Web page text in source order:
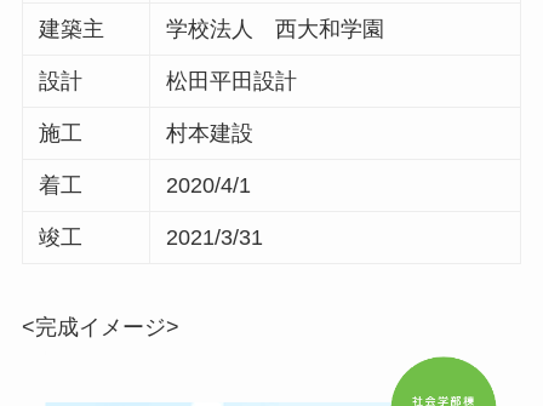
建築主 学校法人 西大和学園
設計 松田平田設計
施工 村本建設
着工 2020/4/1
竣工 2021/3/31
<完成イメージ>